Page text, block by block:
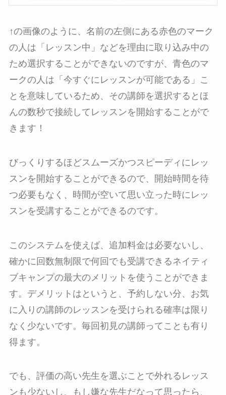
↑の画像のように、名前の左側にある赤色のマーク
の人は「レッスン中」などを理由に取り込み中の
ため選択することができないのですが、青色のマ
ークの人は「今すぐにレッスンが可能である」こ
とを意味しているため、その講師を選択するとほ
んの数秒で接続してレッスンを開始することがで
きます！
びっくりするほどスムーズかつスピーディにレッ
スンを開始することができるので、開始時間を待
つ必要もなく、時間が空いて思い立った時にレッ
スンを受講することができるのです。
このシステムを使えば、追加料金は必要ないし、
確かに回数無制限で何回でも受講できるネイティ
ブキャンプの最大のメリットを使うことができま
す。デメリットはというと、予約しない分、お気
に入りの講師のレッスンを受けられる確率は限り
なく少ないです。毎回初見の講師ってことも有り
得ます。
でも、評価の高い先生を選ぶことで外れるレッス
ンも少ないし、もし嫌な先生だなって思ったら、